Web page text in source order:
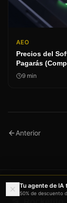
AEO
Precios del
Pagarás
9 min
Anterior
Tu agente de IA
50% de descuento